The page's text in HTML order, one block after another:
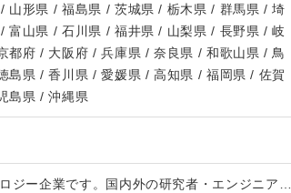
山形県 / 福島県 / 茨城県 / 栃木県 / 群馬県 / 埼
富山県 / 石川県 / 福井県 / 山梨県 / 長野県 / 岐
府 / 大阪府 / 兵庫県 / 奈良県 / 和歌山県 / 鳥
県 / 香川県 / 愛媛県 / 高知県 / 福岡県 / 佐賀
島県 / 沖縄県
ジー企業です。国内外の研究者・エンジニア…